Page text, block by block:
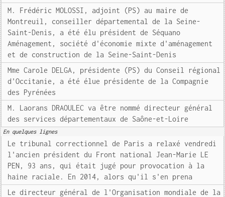
M. Frédéric MOLOSSI, adjoint (PS) au maire de
Montreuil, conseiller départemental de la Seine-
Saint-Denis, a été élu président de Séquano
Aménagement, société d'économie mixte d'aménagement
et de construction de la Seine-Saint-Denis
Mme Carole DELGA, présidente (PS) du Conseil régional
d'Occitanie, a été élue présidente de la Compagnie
des Pyrénées
M. Laorans DRAOULEC va être nommé directeur général
des services départementaux de Saône-et-Loire
En quelques lignes
Le tribunal correctionnel de Paris a relaxé vendredi
l'ancien président du Front national Jean-Marie LE
PEN, 93 ans, qui était jugé pour provocation à la
haine raciale. En 2014, alors qu'il s'en prena
Le directeur général de l'Organisation mondiale de la